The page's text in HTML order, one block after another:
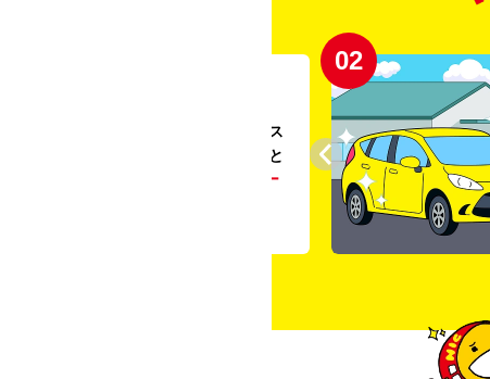
。ガソリンス
整備工場の既存インフラを活用すること
リー
02